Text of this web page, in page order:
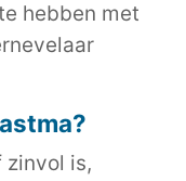
hebben met
zinvol is,